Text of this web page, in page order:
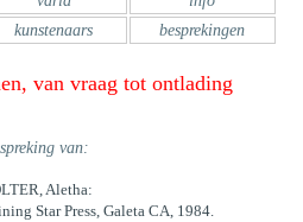
besprekingen
kunstenaars
van vraag tot ontlading
van:
Aletha:
Star Press, Galeta CA, 1984.